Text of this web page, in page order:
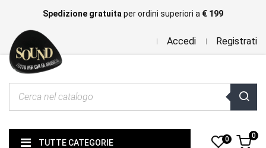
Spedizione gratuita per ordini superiori a € 199
Accedi Registrati
TUTTE CATEGORIE 0 0